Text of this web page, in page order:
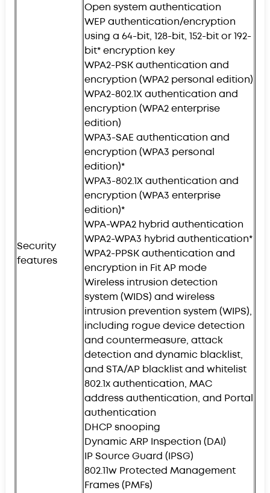
Security
features
Open system authentication
WEP authentication/encryption
using a 64-bit, 128-bit, 152-bit or 192-
bit* encryption key
WPA2-PSK authentication and
encryption (WPA2 personal edition)
WPA2-802.1X authentication and
encryption (WPA2 enterprise
edition)
WPA3-SAE authentication and
encryption (WPA3 personal
edition)*
WPA3-802.1X authentication and
encryption (WPA3 enterprise
edition)*
WPA-WPA2 hybrid authentication
WPA2-WPA3 hybrid authentication*
WPA2-PPSK authentication and
encryption in Fit AP mode
Wireless intrusion detection
system (WIDS) and wireless
intrusion prevention system (WIPS),
including rogue device detection
and countermeasure, attack
detection and dynamic blacklist,
and STA/AP blacklist and whitelist
802.1x authentication, MAC
address authentication, and Portal
authentication
DHCP snooping
Dynamic ARP Inspection (DAI)
IP Source Guard (IPSG)
802.11w Protected Management
Frames (PMFs)